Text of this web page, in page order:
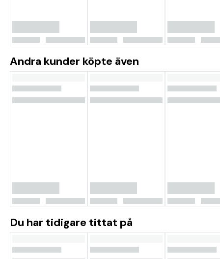
Andra kunder köpte även
Du har tidigare tittat på